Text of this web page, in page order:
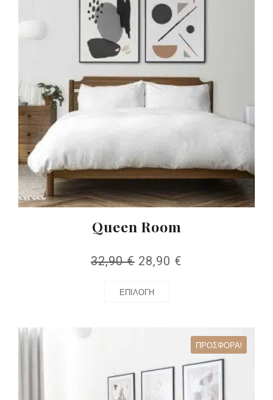
Queen Room
32,90€ 28,90 €
ΕΠΙΛΟΓΉ
ΠΡΟΣΦΟΡΆ!